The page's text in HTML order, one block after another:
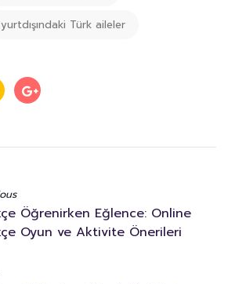
yurtdışındaki Türk aileler
Öğrenirken Eğlence: Online
Oyun ve Aktivite Önerileri